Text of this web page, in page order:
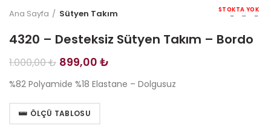
STOKTA YOK
Ana Sayfa Sütyen Takım
4320 – Desteksiz Sütyen Takım – Bordo
1.000,00₺ Orijinal
1.000,00 ₺.
899,00 ₺
fiyat:
%82 Polyamide %18 Elastane – Dolgusuz
ÖLÇÜ TABLOSU